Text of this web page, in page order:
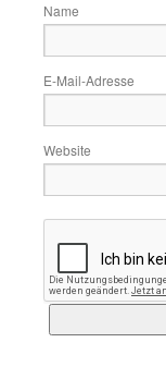
Name
E-Mail-Adresse
Website